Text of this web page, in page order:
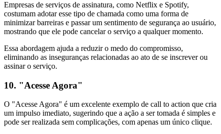
Empresas de serviços de assinatura, como Netflix e Spotify,
costumam adotar esse tipo de chamada como uma forma de
minimizar barreiras e passar um sentimento de segurança ao usuário,
mostrando que ele pode cancelar o serviço a qualquer momento.
Essa abordagem ajuda a reduzir o medo do compromisso,
eliminando as inseguranças relacionadas ao ato de se inscrever ou
assinar o serviço.
10. "Acesse Agora"
O "Acesse Agora" é um excelente exemplo de call to action que cria
um impulso imediato, sugerindo que a ação a ser tomada é simples e
pode ser realizada sem complicações, com apenas um único clique.